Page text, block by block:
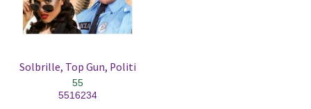
Solbrille, Top Gun, Politi
55
5516234